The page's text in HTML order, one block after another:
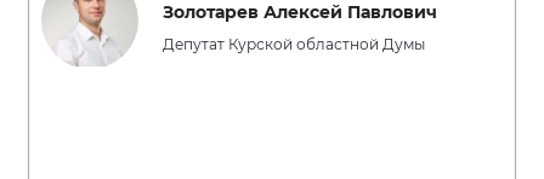
Золотарев Алексей Павлович
Депутат Курской областной Думы